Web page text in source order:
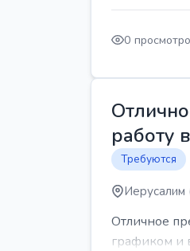
0
работу
Требуются
Иерусалим
Отличное
графиком и